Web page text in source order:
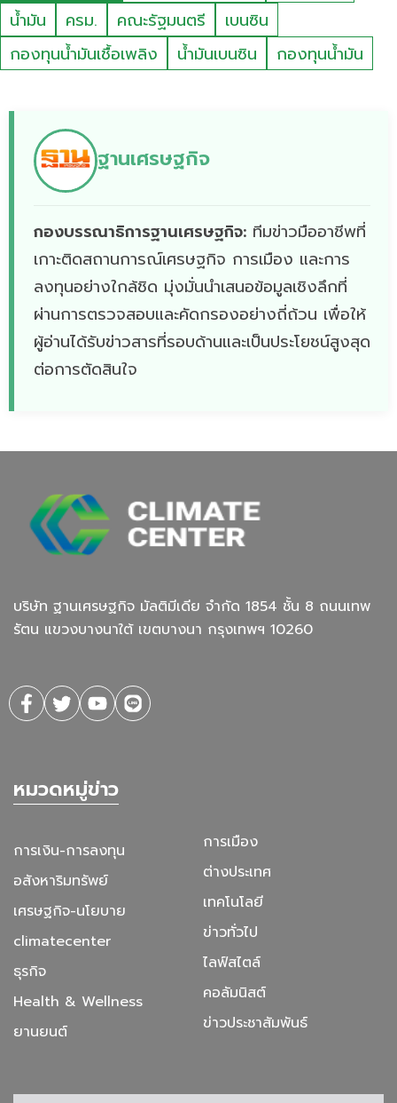
น้ำมัน
ครม. คณะรัฐมนตรี
เบนซิน
กองทุนน้ำมันเชื้อเพลิง
น้ำมันเบนซิน กองทุนน้ำมัน
ฐานเศรษฐกิจ
กองบรรณาธิการฐานเศรษฐกิจ: ทีมข่าวมืออาชีพที่
เกาะติดสถานการณ์เศรษฐกิจ การเมือง และการ
ลงทุนอย่างใกล้ชิด มุ่งมั่นนำเสนอข้อมูลเชิงลึกที่
ผ่านการตรวจสอบและคัดกรองอย่างถี่ถ้วน เพื่อให้
ผู้อ่านได้รับข่าวสารที่รอบด้านและเป็นประโยชน์สูงสุด
ต่อการตัดสินใจ
บริษัท ฐานเศรษฐกิจ มัลติมีเดีย จํากัด 1854 ชั้น 8 ถนนเทพ
รัตน แขวงบางนาใต้ เขตบางนา กรุงเทพฯ 10260
หมวดหมู่ข่าว
การเงิน-การลงทุน
อสังหาริมทรัพย์
เศรษฐกิจ-นโยบาย
climatecenter
ธุรกิจ
Health & Wellness
ยานยนต์
การเมือง
ต่างประเทศ
เทคโนโลยี
ข่าวทั่วไป
ไลฟ์สไตล์
คอลัมนิสต์
ข่าวประชาสัมพันธ์